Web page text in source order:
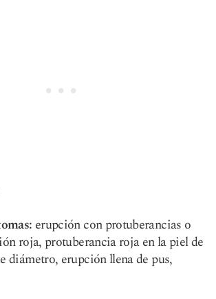
erupción con protuberancias o
roja, protuberancia roja en la piel de
diámetro, erupción llena de pus,